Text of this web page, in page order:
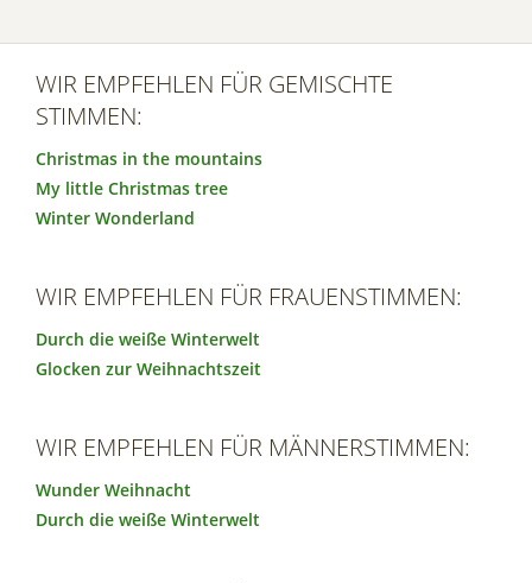
WIR EMPFEHLEN FÜR GEMISCHTE
STIMMEN:
Christmas in the mountains
My little Christmas tree
Winter Wonderland
WIR EMPFEHLEN FÜR FRAUENSTIMMEN:
Durch die weiße Winterwelt
Glocken zur Weihnachtszeit
WIR EMPFEHLEN FÜR MÄNNERSTIMMEN:
Wunder Weihnacht
Durch die weiße Winterwelt